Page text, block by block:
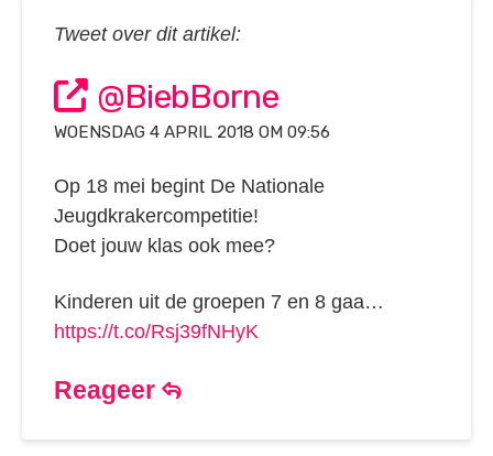
Tweet over dit artikel:
@BiebBorne
WOENSDAG 4 APRIL 2018 OM 09:56
Op 18 mei begint De Nationale
Jeugdkrakercompetitie!
Doet jouw klas ook mee?
Kinderen uit de groepen 7 en 8 gaa…
https://t.co/Rsj39fNHyK
Reageer